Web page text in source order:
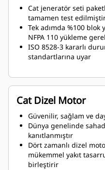
Cat jeneratör seti
tamamen test
Tek adımda %100
NFPA 110 yükleme
ISO 8528-3 kararlı
standartlarına uyar
Cat Dizel Motor
Güvenilir, sağlam ve
Dünya genelinde
kanıtlanmıştır
Dört zamanlı dizel
mükemmel yakıt
birleştirir